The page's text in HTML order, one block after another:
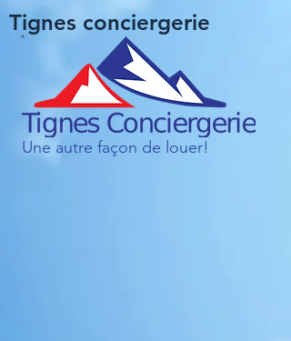
Tignes conciergerie
Une autre façon de louer!